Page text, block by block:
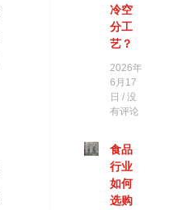
冷空
分工
艺？
2026年
6月17
日 没
有评论
食品
行业
如何
选购